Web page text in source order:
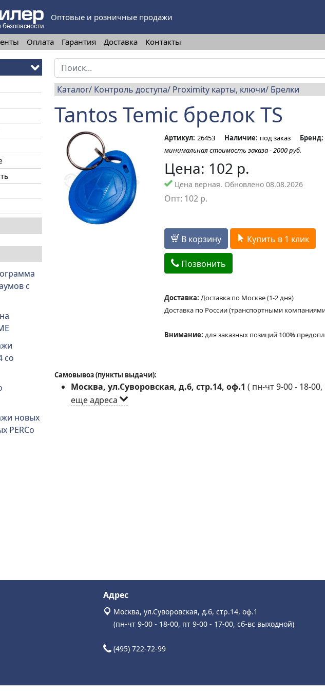
Оптовые и розничные продажи
Оплата Гарантия Доставка Контакты
с
со
новых
PERCo
Каталог Контроль доступа Proximity карты, ключи Брелки
Tantos Temic брелок TS
Артикул: 26453 Наличие: под заказ Бренд:
минимальная стоимость заказа - 2000 руб.
Цена: 102 р.
Цена верная. Обновлено 08.08.2026
Опт: 102р.
В корзину Купить в 1 клик
Позвонить
Доставка: Доставка по Москве (1-2 дня)
Доставка по России (транспортными
Внимание: для заказных позиций 100%
Самовывоз (пункты выдачи):
Москва, ул.Суворовская, д.6, стр.14, оф.1 ( пн-чт 9-00 - 18-
еще адреса
Адрес
Москва, ул.Суворовская, д.6, стр.14, оф.1
(пн-чт 9-00 - 18-00, пт 9-00 - 17-00, сб-вс выходной)
(495) 722-72-99